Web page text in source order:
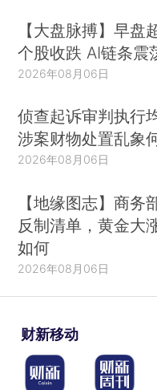
【大盘脉搏】早盘
个股收跌 AI链条震
2026年08月06日
侦查起诉审判执行
涉案财物处置乱象
2026年08月06日
【地缘图志】商务
反制清单，黄金大
如何
2026年08月06日
财新移动